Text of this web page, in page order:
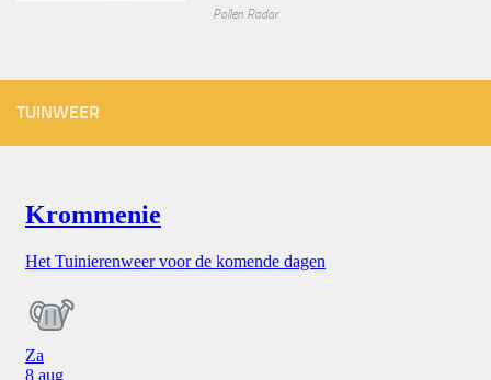
Pollen Radar
TUINWEER